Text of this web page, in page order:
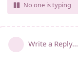
No one is typing
Write a Reply...